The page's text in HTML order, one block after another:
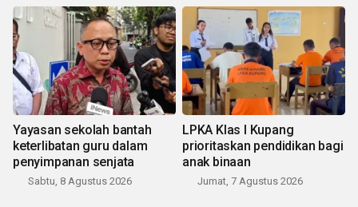
Yayasan sekolah bantah
keterlibatan guru dalam
penyimpanan senjata
Sabtu, 8 Agustus 2026
LPKA Klas I Kupang
prioritaskan pendidikan bagi
anak binaan
Jumat, 7 Agustus 2026